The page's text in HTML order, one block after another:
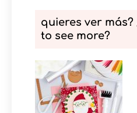
quieres ver
to see more?